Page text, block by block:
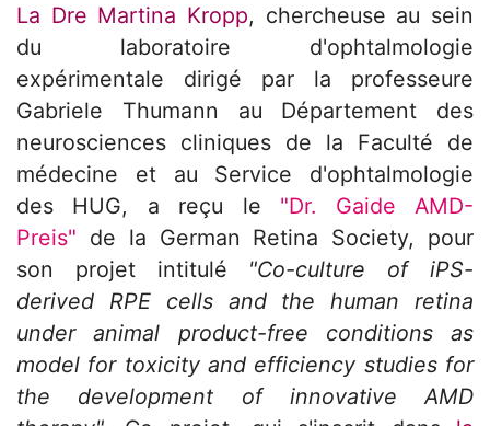
La Dre Martina Kropp, chercheuse au sein
du laboratoire d'ophtalmologie
expérimentale dirigé par la professeure
Gabriele Thumann au Département des
neurosciences cliniques de la Faculté de
médecine et au Service d'ophtalmologie
des HUG, a reçu le
"Dr. Gaide AMD-
Preis" de la German Retina Society, pour
son projet intitulé
"Co-culture of iPS-
derived RPE cells and the human retina
under animal product-free conditions as
model for toxicity and efficiency studies for
the development of innovative AMD